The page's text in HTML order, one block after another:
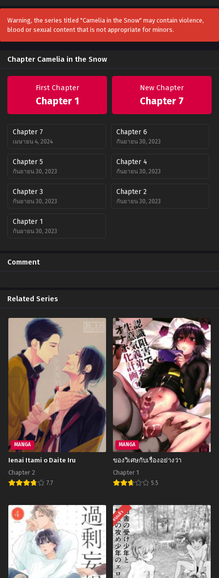
Warning, the series titled "Camelia in the Snow" may contain violence,
blood or sexual content that is not appropriate for minors.
Chapter Camelia in the Snow
First Chapter
Chapter 1
New Chapter
Chapter 7
Chapter 7
เมษายน 4, 2024
Chapter 6
กันยายน 30, 2023
Chapter 5
กันยายน 30, 2023
Chapter 4
กันยายน 30, 2023
Chapter 3
กันยายน 30, 2023
Chapter 2
กันยายน 30, 2023
Chapter 1
กันยายน 30, 2023
Comment
Related Series
MANGA
Ienai Itami o Daite Iru
Chapter 2
7.7
MANGA
ของวิเศษกับเรื่องอย่างว่า
Chapter 1
5.5
จบแล้ว